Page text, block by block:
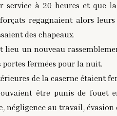
service à 20 heures et que
forçats regagnaient alors
des chapeaux.
lieu un nouveau
portes fermées pour la nuit.
de la caserne étaient
être punis de fouet
négligence au travail,